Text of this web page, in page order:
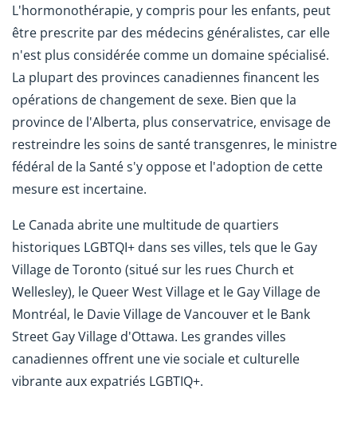
L'hormonothérapie, y compris pour les enfants, peut
être prescrite par des médecins généralistes, car elle
n'est plus considérée comme un domaine spécialisé.
La plupart des provinces canadiennes financent les
opérations de changement de sexe. Bien que la
province de l'Alberta, plus conservatrice, envisage de
restreindre les soins de santé transgenres, le ministre
fédéral de la Santé s'y oppose et l'adoption de cette
mesure est incertaine.
Le Canada abrite une multitude de quartiers
historiques LGBTQI+ dans ses villes, tels que le Gay
Village de Toronto (situé sur les rues Church et
Wellesley), le Queer West Village et le Gay Village de
Montréal, le Davie Village de Vancouver et le Bank
Street Gay Village d'Ottawa. Les grandes villes
canadiennes offrent une vie sociale et culturelle
vibrante aux expatriés LGBTIQ+.